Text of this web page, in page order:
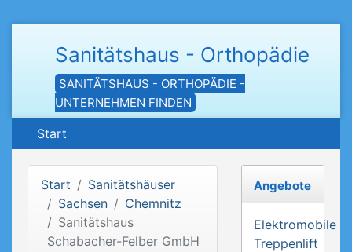
Sanitätshaus - Orthopädie
SANITÄTSHAUS - ORTHOPÄDIE -
UNTERNEHMEN FINDEN
Start
Start
Sanitätshäuser
Sachsen
Chemnitz
Sanitätshaus
Schabacher-Felber GmbH
Angebote
Elektromobile
Treppenlift